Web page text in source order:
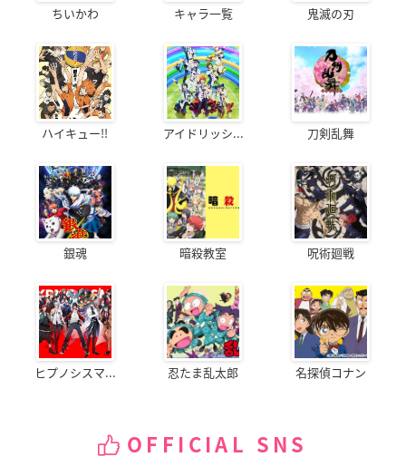
ちいかわ キャラ一覧 鬼滅の刃
ハイキュー!! アイドリッシ... 刀剣乱舞
銀魂 暗殺教室 呪術廻戦
ヒプノシスマ... 忍たま乱太郎 名探偵コナン
OFFICIAL SNS